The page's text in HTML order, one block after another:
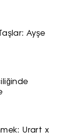
Ayşe
Urart x